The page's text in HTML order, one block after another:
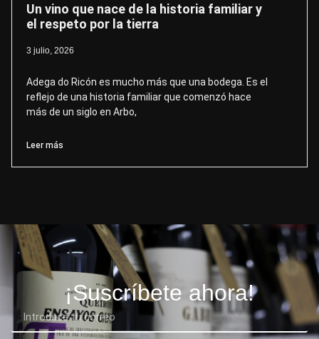
Un vino que nace de la historia familiar y
el respeto por la tierra
3 julio, 2026
Adega do Ricón es mucho más que una bodega. Es el
reflejo de una historia familiar que comenzó hace
más de un siglo en Arbo,
Leer más
¡Suscríbete ahora!